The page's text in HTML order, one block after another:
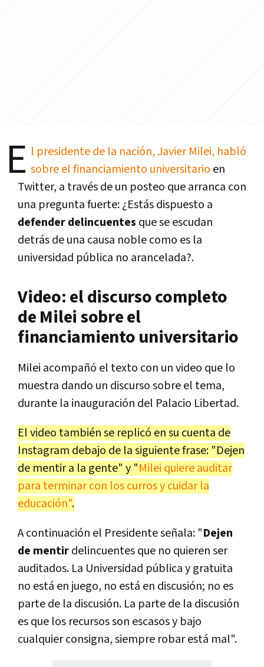
E l presidente de la nación, Javier Milei, habló
sobre el financiamiento universitario en
Twitter, a través de un posteo que arranca con
una pregunta fuerte: ¿Estás dispuesto a
defender delincuentes que se escudan
detrás de una causa noble como es la
universidad pública no arancelada?.
Video: el discurso completo
de Milei sobre el
financiamiento universitario
Milei acompañó el texto con un video que lo
muestra dando un discurso sobre el tema,
durante la inauguración del Palacio Libertad.
El video también se replicó en su cuenta de
Instagram debajo de la siguiente frase: "Dejen
de mentir a la gente" y "Milei quiere auditar
para terminar con los curros y cuidar la
educación".
A continuación el Presidente señala: "Dejen
de mentirdelincuentes que no quieren ser
auditados. La Universidad pública y gratuita
no está en juego, no está en discusión; no es
parte de la discusión. La parte de la discusión
es que los recursos son escasos y bajo
cualquier consigna, siempre robar está mal".